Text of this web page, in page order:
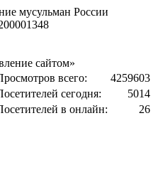
мусульман России
сайтом»
всего:
4259603
сегодня:
5014
в онлайн:
26